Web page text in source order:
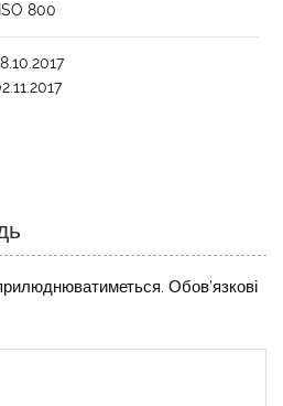
ISO 800
Обов’язкові